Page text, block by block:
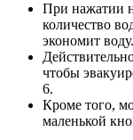
При нажатии
количество
экономит воду.
чтобы
6.
Кроме того,
маленькой